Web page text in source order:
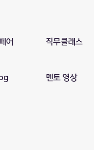
어 직무클래스
​멘토 영상